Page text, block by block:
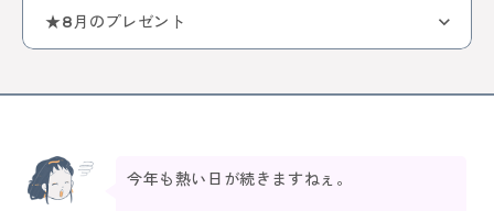
★8月のプレゼント
今年も熱い日が続きますねぇ。